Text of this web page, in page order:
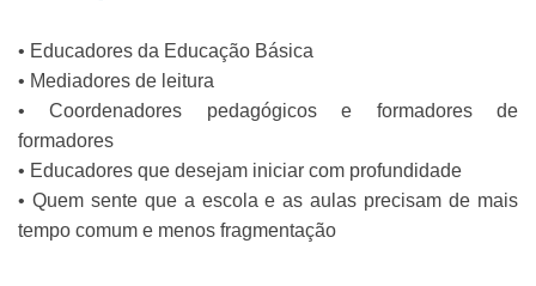
• Educadores da Educação Básica
• Mediadores de leitura
• Coordenadores pedagógicos e formadores de
formadores
• Educadores que desejam iniciar com profundidade
• Quem sente que a escola e as aulas precisam de mais
tempo comum e menos fragmentação